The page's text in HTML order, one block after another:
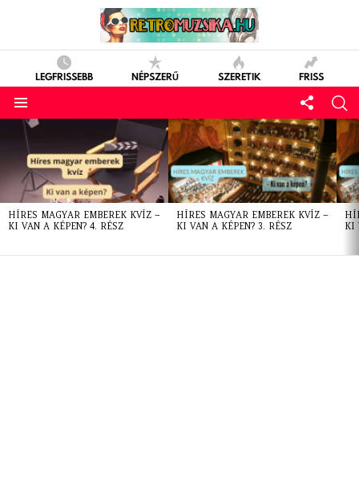
LEGFRISSEBB NÉPSZERŰ SZERETIK FRISS
LATEST
STORIES
HÍRES MAGYAR EMBEREK KVÍZ –
KI VAN A KÉPEN? 4. RÉSZ
HÍRES MAGYAR EMBEREK KVÍZ –
KI VAN A KÉPEN? 3. RÉSZ
KI